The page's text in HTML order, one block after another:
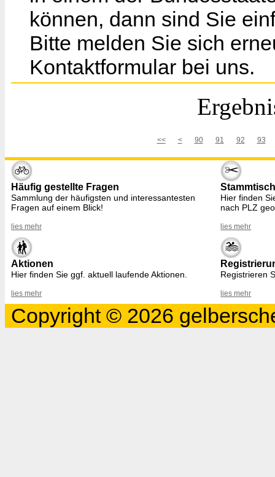
können, dann sind Sie
Bitte melden Sie sich
Kontaktformular bei uns.
<< < 90 91 92 93
Häufig gestellte Fragen
Sammlung der häufigsten und interessantesten
Fragen auf einem Blick!
lies mehr
Hier finden
nach PLZ
lies mehr
Aktionen
Hier finden Sie ggf. aktuell laufende Aktionen.
lies mehr
Registrieren
lies mehr
Copyright © 2026